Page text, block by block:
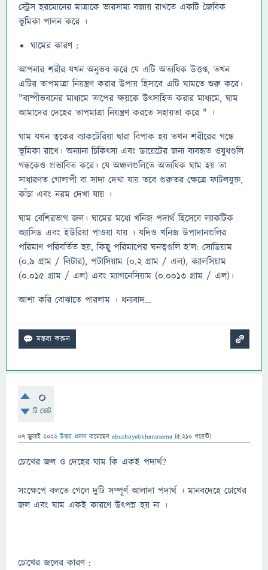
স্ট্রেস হরমোনের মাত্রাকে ভারসাম্য বজায় রাখতে একটি জৈবিক
ভূমিকা পালন করে ।
ঘামের কারণ :
আপনার শরীর যখন অনুভব করে যে এটি অত্যধিক উত্তপ্ত, তখন
এটির তাপমাত্রা নিয়ন্ত্রণ করার উপায় হিসাবে এটি ঘামতে শুরু করে।
"বাষ্পীভবনের মাধ্যমে তাপের ক্ষয়কে উৎসাহিত করার মাধ্যমে, ঘাম
আমাদের দেহের তাপমাত্রা নিয়ন্ত্রণ করতে সহায়তা করে " ।
ঘাম যখন ত্বকের ব্যাকটেরিয়া দ্বারা বিপাক হয় তখন শরীরের গন্ধে
ভূমিকা রাখে। অন্যান্য চিকিৎসা এবং ডায়েটের জন্য ব্যবহৃত ওষুধগুলি
গন্ধকেও প্রভাবিত করে। যে অঞ্চলগুলিতে অত্যধিক ঘাম হয় তা
সাধারণত গোলাপী বা সাদা দেখা যায় তবে গুরুতর ক্ষেত্রে ফাটলযুক্ত,
কাঁচা এবং নরম দেখা যায় ।
ঘাম বেশিরভাগ জল। ঘামের মধ্যে খনিজ পদার্থ হিসেবে ল্যাকটিক
অ্যাসিড এবং ইউরিয়া পাওয়া যায় । যদিও খনিজ উপাদানগুলির
পরিমাণ পরিবর্তিত হয়, কিছু পরিমাপের ঘনত্বগুলি হ'ল: সোডিয়াম
(0.9 গ্রাম / লিটার), পটাসিয়াম (0.2 গ্রাম / এল), ক্যালসিয়াম
(0.015 গ্রাম / এল) এবং ম্যাগনেসিয়াম (0.0013 গ্রাম / এল)।
আশা করি বোঝাতে পারলাম । ধন্যবাদ…
0
টি ভোট
07 জুলাই 2022 উত্তর প্রদান করেছেন abushoyebkhanosama (5,210 পয়েন্ট)
চোখের জল ও দেহের ঘাম কি একই পদার্থ?
সংক্ষেপে বলতে গেলে দুটি সম্পূর্ণ আলাদা পদার্থ । মানবদেহে চোখের
জল এবং ঘাম একই কারণে উৎপন্ন হয় না ।
চোখের জলের কারণ :